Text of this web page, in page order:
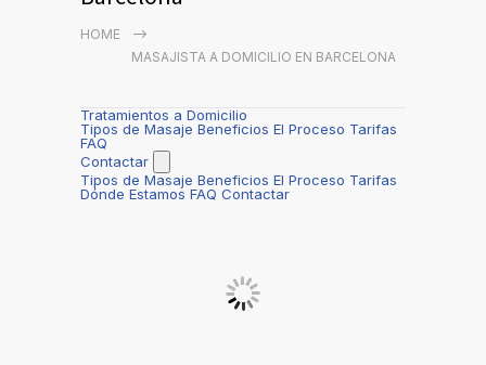
HOME
MASAJISTA A DOMICILIO EN BARCELONA
Tratamientos a Domicilio
Tipos de Masaje Beneficios El Proceso Tarifas
FAQ
Contactar
Tipos de Masaje Beneficios El Proceso Tarifas
Dónde Estamos FAQ Contactar